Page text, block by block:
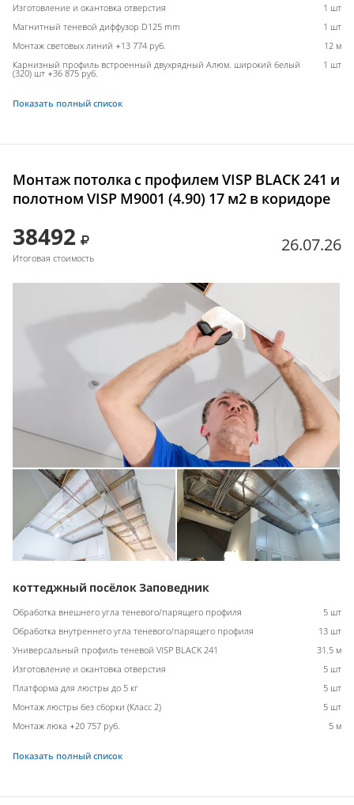
Изготовление и окантовка отверстия
1 шт
Магнитный теневой диффузор D125 mm
1 шт
Монтаж световых линий +13 774 руб.
12 м
Карнизный профиль встроенный двухрядный Алюм. широкий белый
(320) шт +36 875 руб.
1 шт
Показать полный список
Монтаж потолка с профилем VISP BLACK 241 и
полотном VISP M9001 (4.90) 17 м2 в коридоре
38492
Итоговая стоимость
26.07.26
коттеджный посёлок Заповедник
Обработка внешнего угла теневого/парящего профиля
5 шт
Обработка внутреннего угла теневого/парящего профиля
13 шт
Универсальный профиль теневой VISP BLACK 241
31.5 м
Изготовление и окантовка отверстия
5 шт
Платформа для люстры до 5 кг
5 шт
Монтаж люстры без сборки (Класс 2)
5 шт
Монтаж люка +20 757 руб.
5 м
Показать полный список